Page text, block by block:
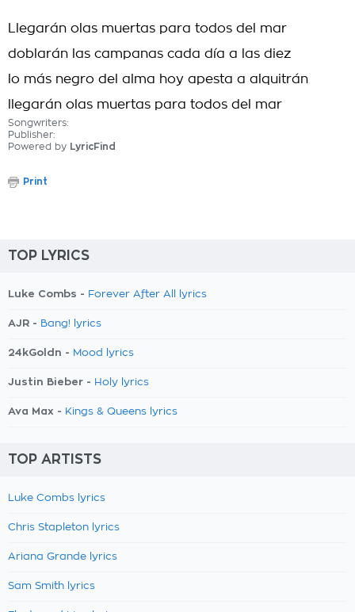
Llegarán olas muertas para todos del mar
doblarán las campanas cada día a las diez
lo más negro del alma hoy apesta a alquitrán
llegarán olas muertas para todos del mar
Songwriters:
Publisher:
Powered by LyricFind
Print
TOP LYRICS
Luke Combs - Forever After All lyrics
AJR - Bang! lyrics
24kGoldn - Mood lyrics
Justin Bieber - Holy lyrics
Ava Max - Kings & Queens lyrics
TOP ARTISTS
Luke Combs lyrics
Chris Stapleton lyrics
Ariana Grande lyrics
Sam Smith lyrics